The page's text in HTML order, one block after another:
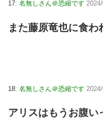
17: 名無しさん＠恐縮です
また藤原竜也に食わ
18: 名無しさん＠恐縮です
アリスはもうお腹い